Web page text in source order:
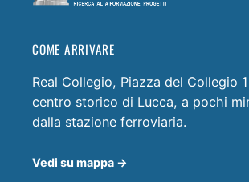
COME ARRIVARE
Real Collegio, Piazza del Collegio
centro storico di Lucca, a pochi
dalla stazione ferroviaria.
Vedi su mappa →